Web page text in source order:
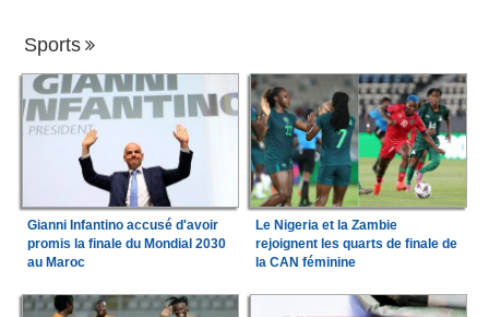
Sports
Gianni Infantino accusé d'avoir
promis la finale du Mondial 2030
au Maroc
Le Nigeria et la Zambie
rejoignent les quarts de finale de
la CAN féminine